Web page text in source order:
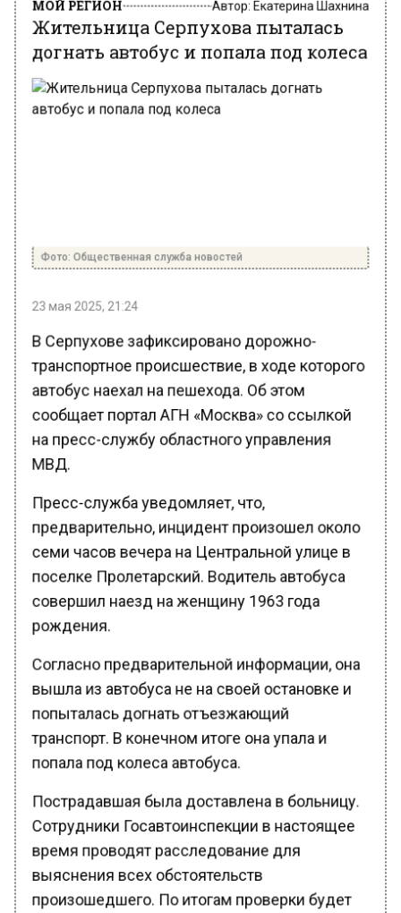
Жительница Серпухова пыталась
догнать автобус и попала под колеса
В Серпухове зафиксировано дорожно-
автобус наехал на пешехода. Об этом
сообщает портал АГН «Москва» со ссылкой
на пресс-службу областного управления
МВД.
Пресс-служба уведомляет, что,
предварительно, инцидент произошел около
семи часов вечера на Центральной улице в
поселке Пролетарский. Водитель автобуса
совершил наезд на женщину 1963 года
рождения.
Согласно предварительной информации, она
вышла из автобуса не на своей остановке и
попыталась догнать отъезжающий
транспорт. В конечном итоге она упала и
попала под колеса автобуса.
Пострадавшая была доставлена в больницу.
Сотрудники Госавтоинспекции в настоящее
время проводят расследование для
выяснения всех обстоятельств
произошедшего. По итогам проверки будет